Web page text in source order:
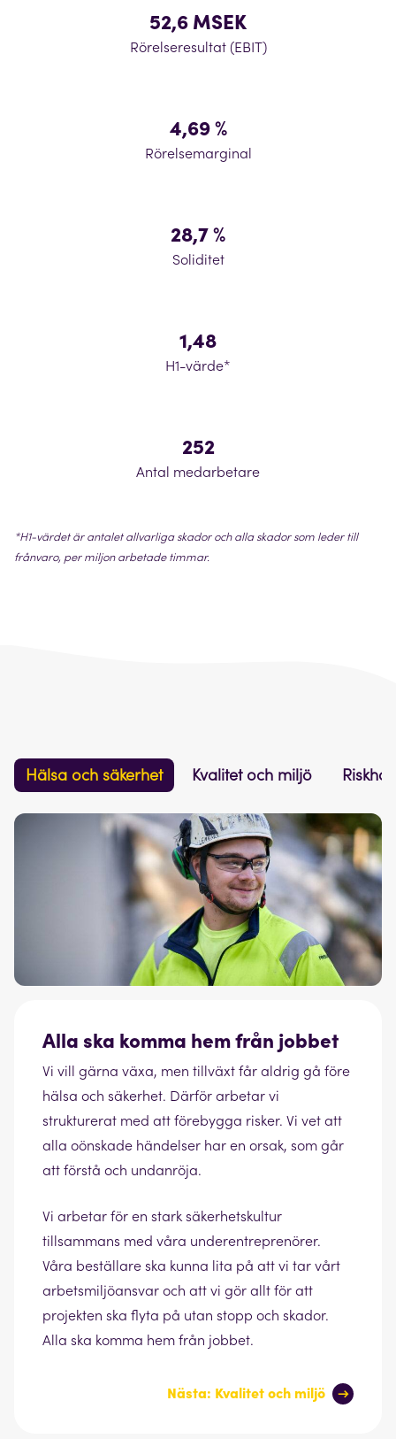
52,6 MSEK
Rörelseresultat (EBIT)
4,69 %
Rörelsemarginal
28,7 %
Soliditet
1,48
H1-värde*
252
Antal medarbetare
*H1-värdet är antalet allvarliga skador och alla skador som leder till
frånvaro, per miljon arbetade timmar.
Hälsa och säkerhet Kvalitet och miljö
Alla ska komma hem från jobbet
Vi vill gärna växa, men tillväxt får aldrig gå före
hälsa och säkerhet. Därför arbetar vi
strukturerat med att förebygga risker. Vi vet att
alla oönskade händelser har en orsak, som går
att förstå och undanröja.
Vi arbetar för en stark säkerhetskultur
tillsammans med våra underentreprenörer.
Våra beställare ska kunna lita på att vi tar vårt
arbetsmiljöansvar och att vi gör allt för att
projekten ska flyta på utan stopp och skador.
Alla ska komma hem från jobbet.
Nästa: Kvalitet och miljö